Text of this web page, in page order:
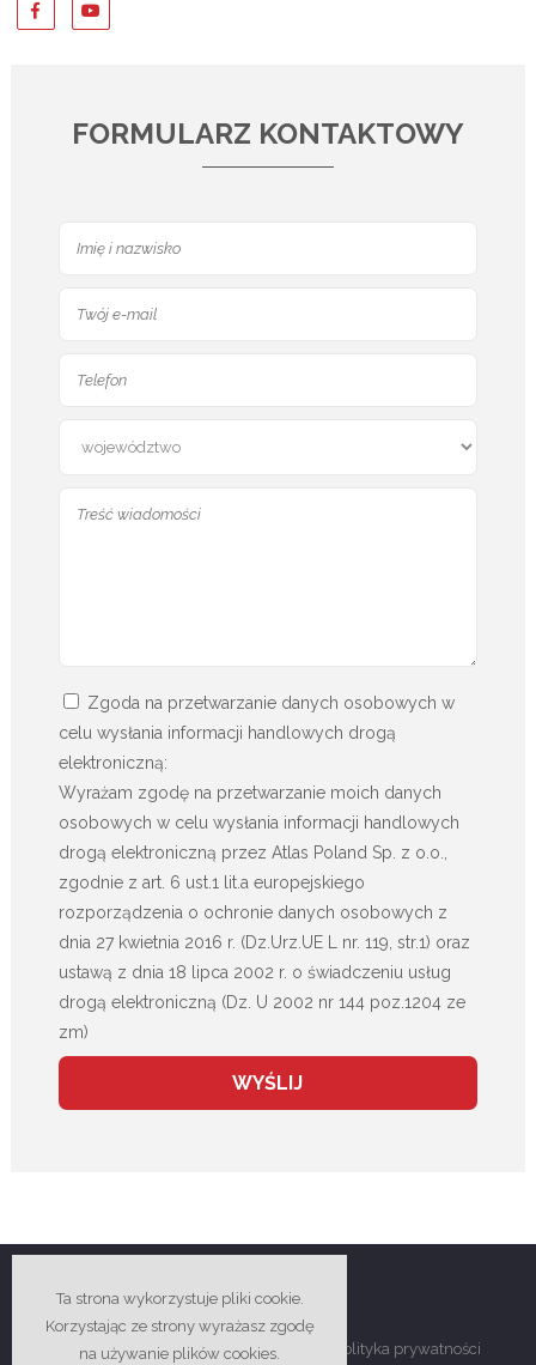
FORMULARZ KONTAKTOWY
Zgoda na przetwarzanie danych osobowych w
celu wysłania informacji handlowych drogą
elektroniczną:
Wyrażam zgodę na przetwarzanie moich danych
osobowych w celu wysłania informacji handlowych
drogą elektroniczną przez Atlas Poland Sp. z o.o.,
zgodnie z art. 6 ust.1 lit.a europejskiego
rozporządzenia o ochronie danych osobowych z
dnia 27 kwietnia 2016 r. (Dz.Urz.UE L nr. 119, str.1) oraz
ustawą z dnia 18 lipca 2002 r. o świadczeniu usług
drogą elektroniczną (Dz. U 2002 nr 144 poz.1204 ze
zm)
Copyright © 2018-2026 Atlas Poland - Polityka prywatności
Ta strona wykorzystuje pliki cookie.
Korzystając ze strony wyrażasz zgodę
na używanie plików cookies.